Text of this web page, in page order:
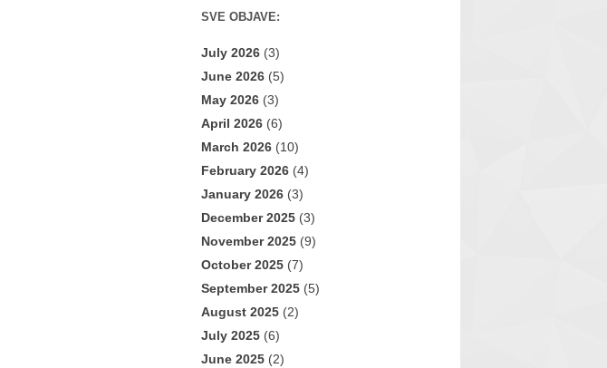
SVE OBJAVE:
July 2026 (3)
June 2026 (5)
May 2026 (3)
April 2026 (6)
March 2026 (10)
February 2026 (4)
January 2026 (3)
December 2025 (3)
November 2025 (9)
October 2025 (7)
September 2025 (5)
August 2025 (2)
July 2025 (6)
June 2025 (2)